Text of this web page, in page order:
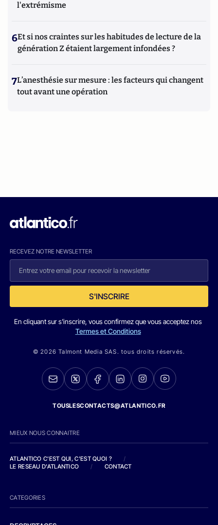
l'extrémisme
6Et si nos craintes sur les habitudes de lecture de la
génération Z étaient largement infondées ?
7L’anesthésie sur mesure : les facteurs qui changent
tout avant une opération
RECEVEZ NOTRE NEWSLETTER
S'INSCRIRE
En cliquant sur s'inscrire, vous confirmez que vous acceptez nos
Termes et Conditions
© 2026 Talmont Media SAS. tous droits réservés.
TOUSLESCONTACTS@ATLANTICO.FR
MIEUX NOUS CONNAITRE
ATLANTICO C'EST QUI, C'EST QUOI ?
/
LE RESEAU D'ATLANTICO
/ CONTACT
CATEGORIES